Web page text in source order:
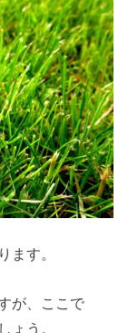
ます。
が、ここで
ょう。